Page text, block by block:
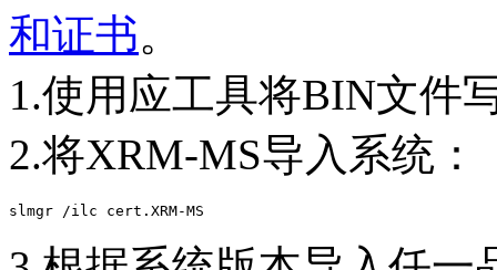
和证书。
1.使用应工具将BIN文件
2.将XRM-MS导入系统：
slmgr /ilc cert.XRM-MS